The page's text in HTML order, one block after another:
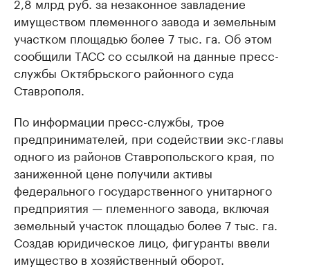
имуществом племенного завода и земельным
участком площадью более 7 тыс. га. Об этом
сообщили ТАСС со ссылкой на данные пресс-
службы Октябрьского районного суда
Ставрополя.
По информации пресс-службы, трое
предпринимателей, при содействии экс-главы
одного из районов Ставропольского края, по
заниженной цене получили активы
федерального государственного унитарного
предприятия — племенного завода, включая
земельный участок площадью более 7 тыс. га.
Создав юридическое лицо, фигуранты ввели
имущество в хозяйственный оборот.